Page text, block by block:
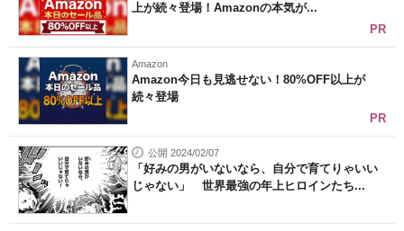
上が続々登場！Amazonの本気が...
PR
Amazon
Amazon今日も見逃せない！80%OFF以上が
続々登場
PR
公開 2024/02/07
「好みの男がいないなら、自分で育てりゃいい
じゃない」 世界最強の年上ヒロインたち...